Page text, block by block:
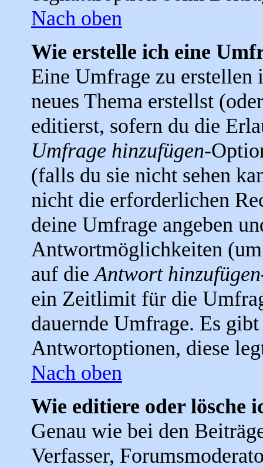
Nach oben
Wie erstelle ich eine
Eine Umfrage zu erstellen
neues Thema erstellst
editierst, sofern du die
Umfrage hinzufügen-
(falls du sie nicht sehen
nicht die erforderlichen
deine Umfrage angeben
Antwortmöglichkeiten
auf dieAntwort hinzufügen
ein Zeitlimit für die
dauernde Umfrage. Es
Antwortoptionen, diese
Nach oben
Wie editiere oder lösche
Genau wie bei den
Verfasser,